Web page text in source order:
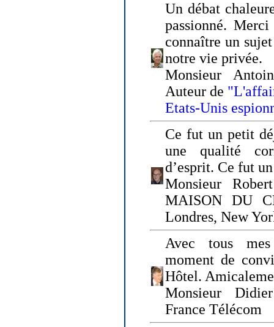
Un débat
passionné.
connaître un
notre vie privée.
Monsieur
Auteur de
Etats-Unis
Ce fut un petit
une qualité
d’esprit. Ce fut
Monsieur
MAISON DU
Londres, New
Avec tous
moment de
Hôtel.
Monsieur
France Télécom